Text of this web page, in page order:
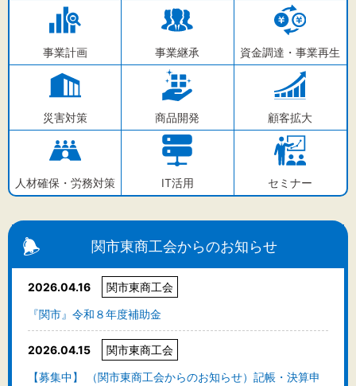
事業計画 事業継承 資金調達・事業再生
災害対策 商品開発 顧客拡大
人材確保・労務対策 IT活用 セミナー
関市東商工会からのお知らせ
2026.04.16
関市東商工会
『関市』令和８年度補助金
2026.04.15
関市東商工会
【募集中】 （関市東商工会からのお知らせ）記帳・決算申